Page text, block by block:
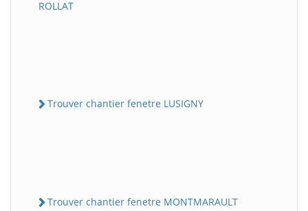
ROLLAT
Trouver chantier fenetre LUSIGNY
Trouver chantier fenetre MONTMARAULT